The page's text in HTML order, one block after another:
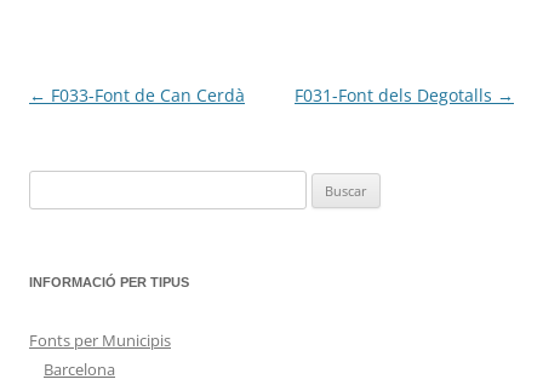
Navegación
← F033-Font de Can Cerdà F031-Font dels Degotalls →
INFORMACIÓ PER TIPUS
Fonts per Municipis
Barcelona